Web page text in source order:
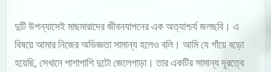
দুটি উপন্যাসেই মাছমারাদের জীবনযাপনের এক অত্যাশ্চর্য জলছবি। এ
বিষয়ে আমার নিজের অভিজ্ঞতা সামান্য হলেও বলি। আমি যে গাঁয়ে বড়ো
হয়েছি, সেখানে পাশাপাশি দুটো জেলেপাড়া। তার একটির সামান্য দূরত্বে